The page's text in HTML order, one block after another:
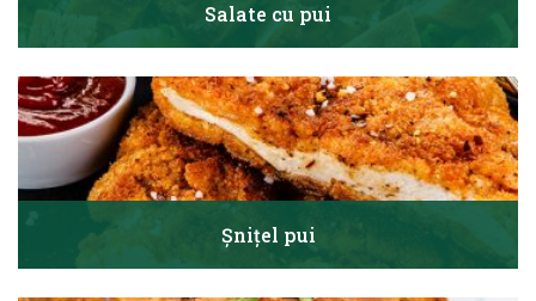
Salate cu pui
Șnițel pui